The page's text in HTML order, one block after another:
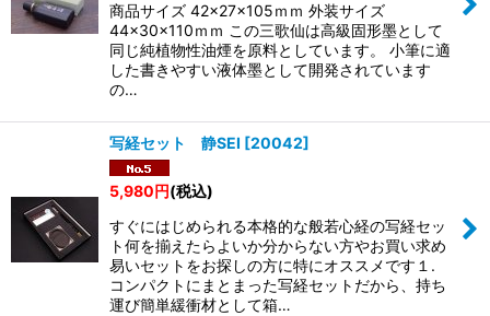
商品サイズ 42×27×105ｍｍ 外装サイズ
44×30×110ｍｍ この三歌仙は高級固形墨として
同じ純植物性油煙を原料としています。 小筆に適
した書きやすい液体墨として開発されています
の…
写経セット 静SEI [20042]
5,980円(税込)
すぐにはじめられる本格的な般若心経の写経セッ
ト何を揃えたらよいか分からない方やお買い求め
易いセットをお探しの方に特にオススメです１.
コンパクトにまとまった写経セットだから、持ち
運び簡単緩衝材として箱…